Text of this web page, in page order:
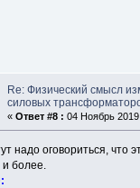
Re: Физический смысл
силовых
« Ответ #8 : 04 Ноябрь
надо оговориться,
более.